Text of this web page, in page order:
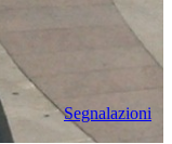
Segnalazioni